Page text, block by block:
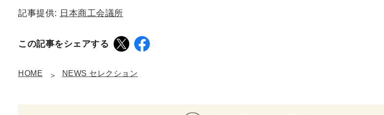
記事提供: 日本商工会議所
この記事をシェアする
HOME NEWS セレクション